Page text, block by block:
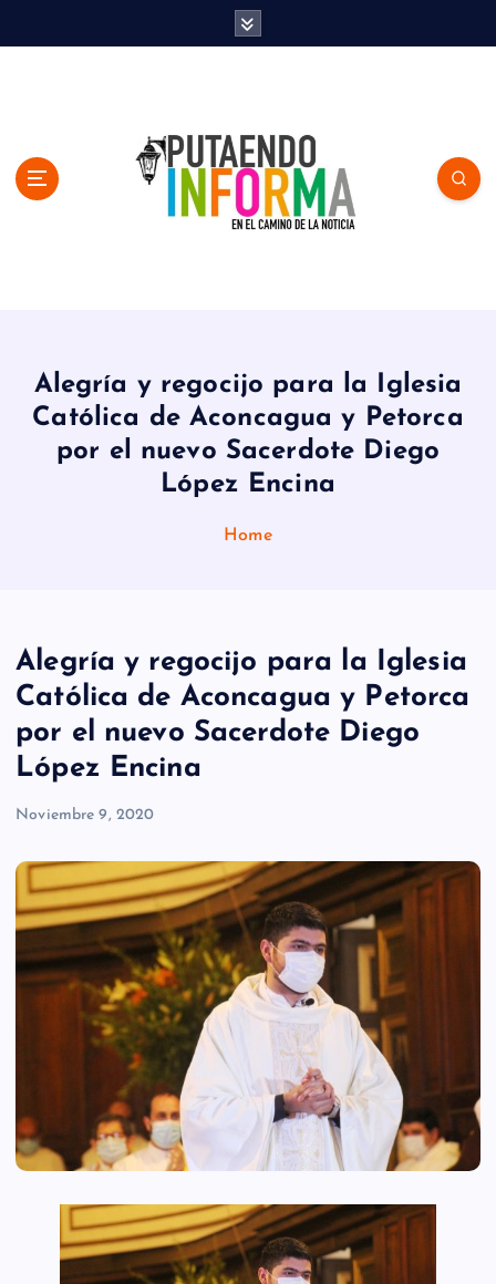
Alegría y regocijo para la Iglesia
Católica de Aconcagua y Petorca
por el nuevo Sacerdote Diego
López Encina
Home
Alegría y regocijo para la Iglesia
Católica de Aconcagua y Petorca
por el nuevo Sacerdote Diego
López Encina
Noviembre 9, 2020